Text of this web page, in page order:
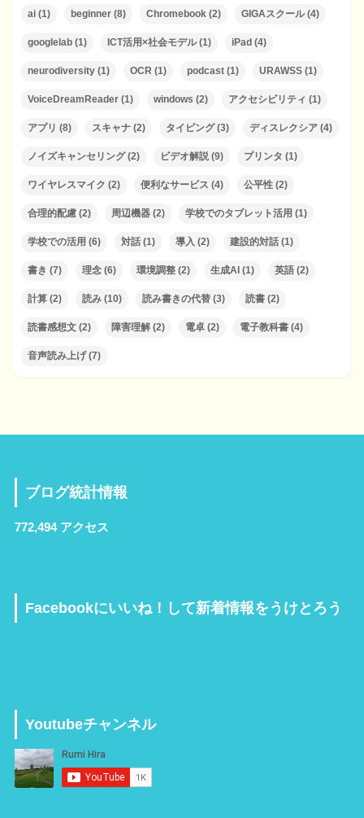
ai (1) beginner (8) Chromebook (2) GIGAスクール(4)
googlelab (1) ICT活用×社会モデル(1) iPad (4)
neurodiversity (1) OCR (1) podcast (1) URAWSS (1)
VoiceDreamReader (1) windows (2) アクセシビリティ (1)
アプリ (8) スキャナ (2) タイピング(3) ディスレクシア (4)
ノイズキャンセリング(2) ビデオ解説(9) プリンタ (1)
ワイヤレスマイク (2) 便利なサービス (4) 公平性 (2)
合理的配慮 (2) 周辺機器 (2) 学校でのタブレット活用 (1)
学校での活用 (6) 対話 (1) 導入 (2) 建設的対話 (1)
書き (7) 理念 (6) 環境調整 (2) 生成AI (1) 英語 (2)
計算 (2) 読み (10) 読み書きの代替 (3) 読書 (2)
読書感想文 (2) 障害理解 (2) 電卓 (2) 電子教科書 (4)
音声読み上げ(7)
ブログ統計情報
772,494 アクセス
Facebookにいいね！して新着情報をうけとろう
Youtubeチャンネル